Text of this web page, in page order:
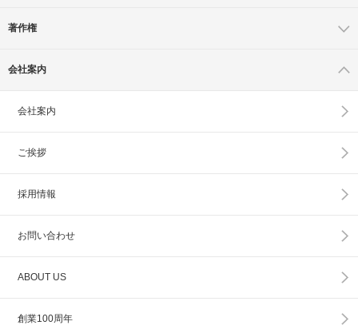
著作権
会社案内
会社案内
ご挨拶
採用情報
お問い合わせ
ABOUT US
創業100周年